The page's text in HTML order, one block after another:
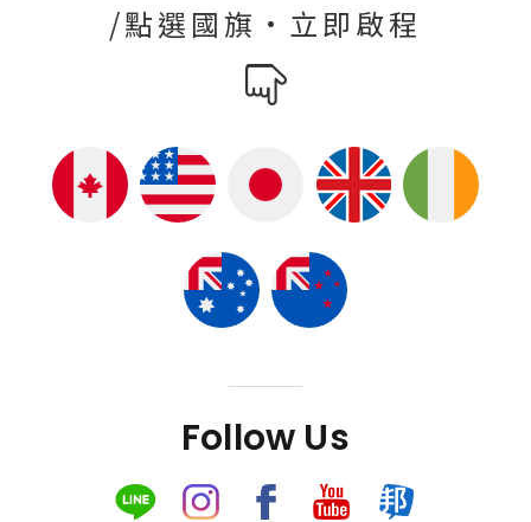
/點選國旗·立即啟程
Follow Us